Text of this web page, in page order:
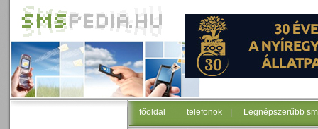
főoldal telefonok Legnépszerűbb